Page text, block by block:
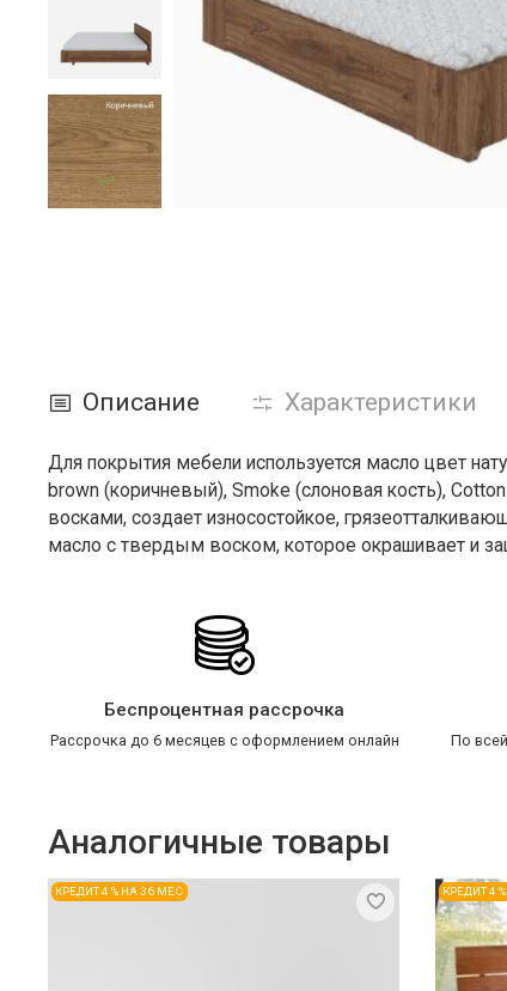
Описание Характеристики
Для покрытия мебели используется масло цвет
brown (коричневый), Smoke (слоновая кость),
восками, создает износостойкое,
масло с твердым воском, которое окрашивает и
Беспроцентная рассрочка
Рассрочка до 6 месяцев с оформлением онлайн По
Аналогичные товары
КРЕДИТ 4 % НА 36 МЕС КРЕДИТ 4